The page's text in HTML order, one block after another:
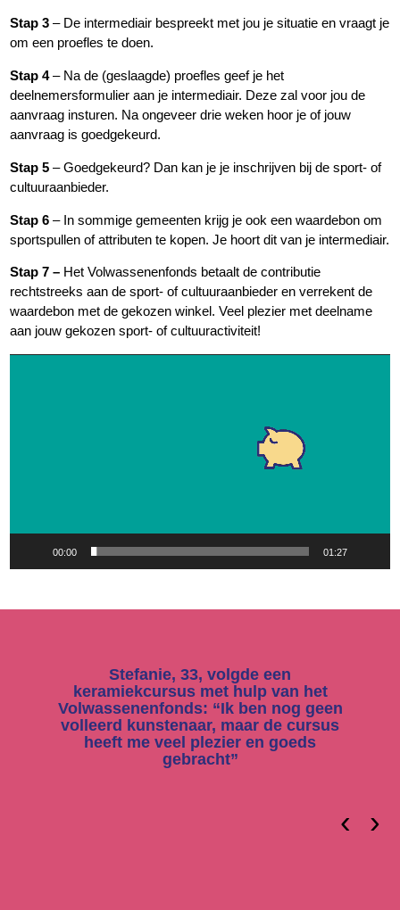
Stap 3 – De intermediair bespreekt met jou je situatie en vraagt je
om een proefles te doen.
Stap 4– Na de (geslaagde) proefles geef je het
deelnemersformulier aan je intermediair. Deze zal voor jou de
aanvraag insturen. Na ongeveer drie weken hoor je of jouw
aanvraag is goedgekeurd.
Stap 5– Goedgekeurd? Dan kan je je inschrijven bij de sport- of
cultuuraanbieder.
Stap 6– In sommige gemeenten krijg je ook een waardebon om
sportspullen of attributen te kopen. Je hoort dit van je intermediair.
Stap 7 – Het Volwassenenfonds betaalt de contributie
rechtstreeks aan de sport- of cultuuraanbieder en verrekent de
waardebon met de gekozen winkel. Veel plezier met deelname
aan jouw gekozen sport- of cultuuractiviteit!
00:00 01:27
Stefanie, 33, volgde een
keramiekcursus met hulp van het
Volwassenenfonds: “Ik ben nog geen
volleerd kunstenaar, maar de cursus
heeft me veel plezier en goeds
gebracht”
‹ ›